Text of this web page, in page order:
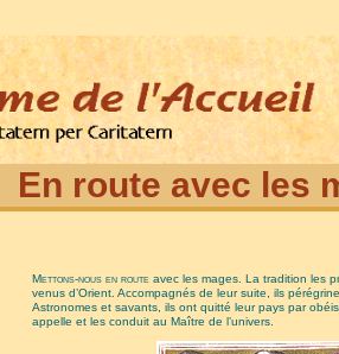
En route avec les
Mettons-nous en routeavec les mages. La tradition les
venus d’Orient. Accompagnés de leur suite, ils
Astronomes et savants, ils ont quitté leur pays par
appelle et les conduit au Maître de l’univers.